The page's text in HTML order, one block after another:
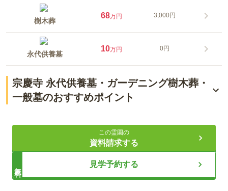
樹木葬
68万円 3,000円
永代供養墓
10万円 0円
宗慶寺 永代供養墓・ガーデニング樹木葬・
一般墓のおすすめポイント
駅徒歩約5分！今注目の『お墓を残せる永代供養墓』
完全バリアフリー！永代供養ガーデニング樹木葬プラン
ペットと一緒に眠れるお墓
この霊園の
資料請求する
見学予約する